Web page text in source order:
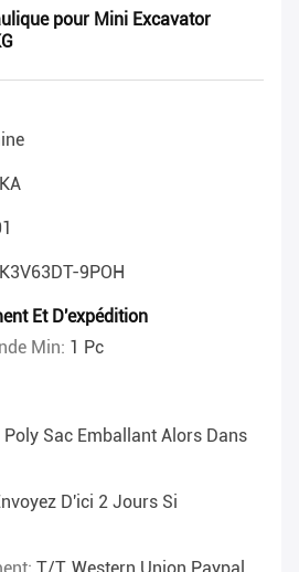
pour Mini Excavator
K3V63DT-9POH
Et D'expédition
Min: 1 Pc
Poly Sac Emballant Alors Dans
D'ici 2 Jours Si